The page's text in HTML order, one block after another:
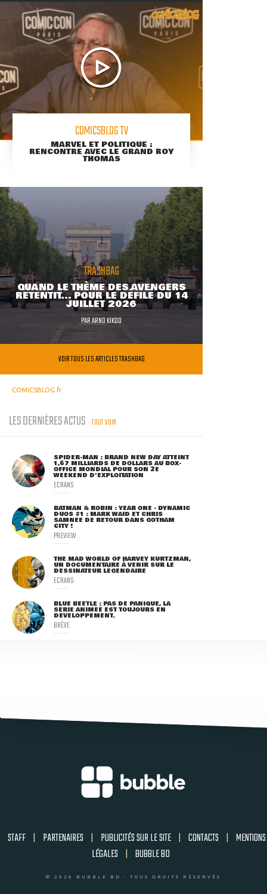
COMICSBLOG TV
MARVEL ET POLITIQUE :
RENCONTRE AVEC LE GRAND ROY
THOMAS
TRASHBAG
QUAND LE THÈME DES AVENGERS
RETENTIT... POUR LE DÉFILÉ DU 14
JUILLET 2026
PARARNO KIKOO
VOIR TOUS LES ARTICLES TRASHBAG
COMICSBLOG.fr
LES DERNIÈRES ACTUS TOUT VOIR
SPIDER-MAN : BRAND NEW DAY ATTEINT
1,67 MILLIARDS DE DOLLARS AU BOX-
OFFICE MONDIAL POUR SON 2E
WEEKEND D'EXPLOITATION
ECRANS
BATMAN & ROBIN : YEAR ONE - DYNAMIC
DUOS #1 : MARK WAID ET CHRIS
SAMNEE DE RETOUR DANS GOTHAM
CITY !
PREVIEW
THE MAD WORLD OF HARVEY KURTZMAN,
UN DOCUMENTAIRE À VENIR SUR LE
DESSINATEUR LÉGENDAIRE
ECRANS
BLUE BEETLE : PAS DE PANIQUE, LA
SÉRIE ANIMÉE EST TOUJOURS EN
DÉVELOPPEMENT.
BRÈVE
STAFF | PARTENAIRES | PUBLICITÉS SUR LE SITE | CONTACTS | MENTIONS
LÉGALES | BUBBLE BD
© 2026 BUBBLE BD - TOUS DROITS RÉSERVÉS